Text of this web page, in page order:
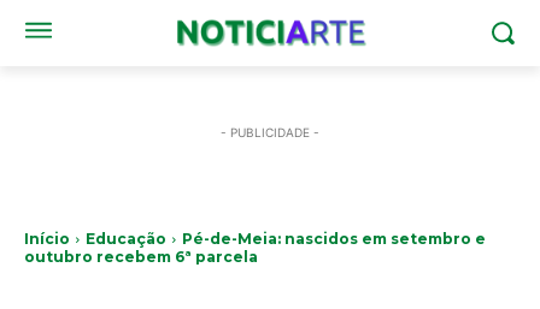
- PUBLICIDADE -
Início Educação
Pé-de-Meia: nascidos em setembro e
outubro recebem 6ª parcela